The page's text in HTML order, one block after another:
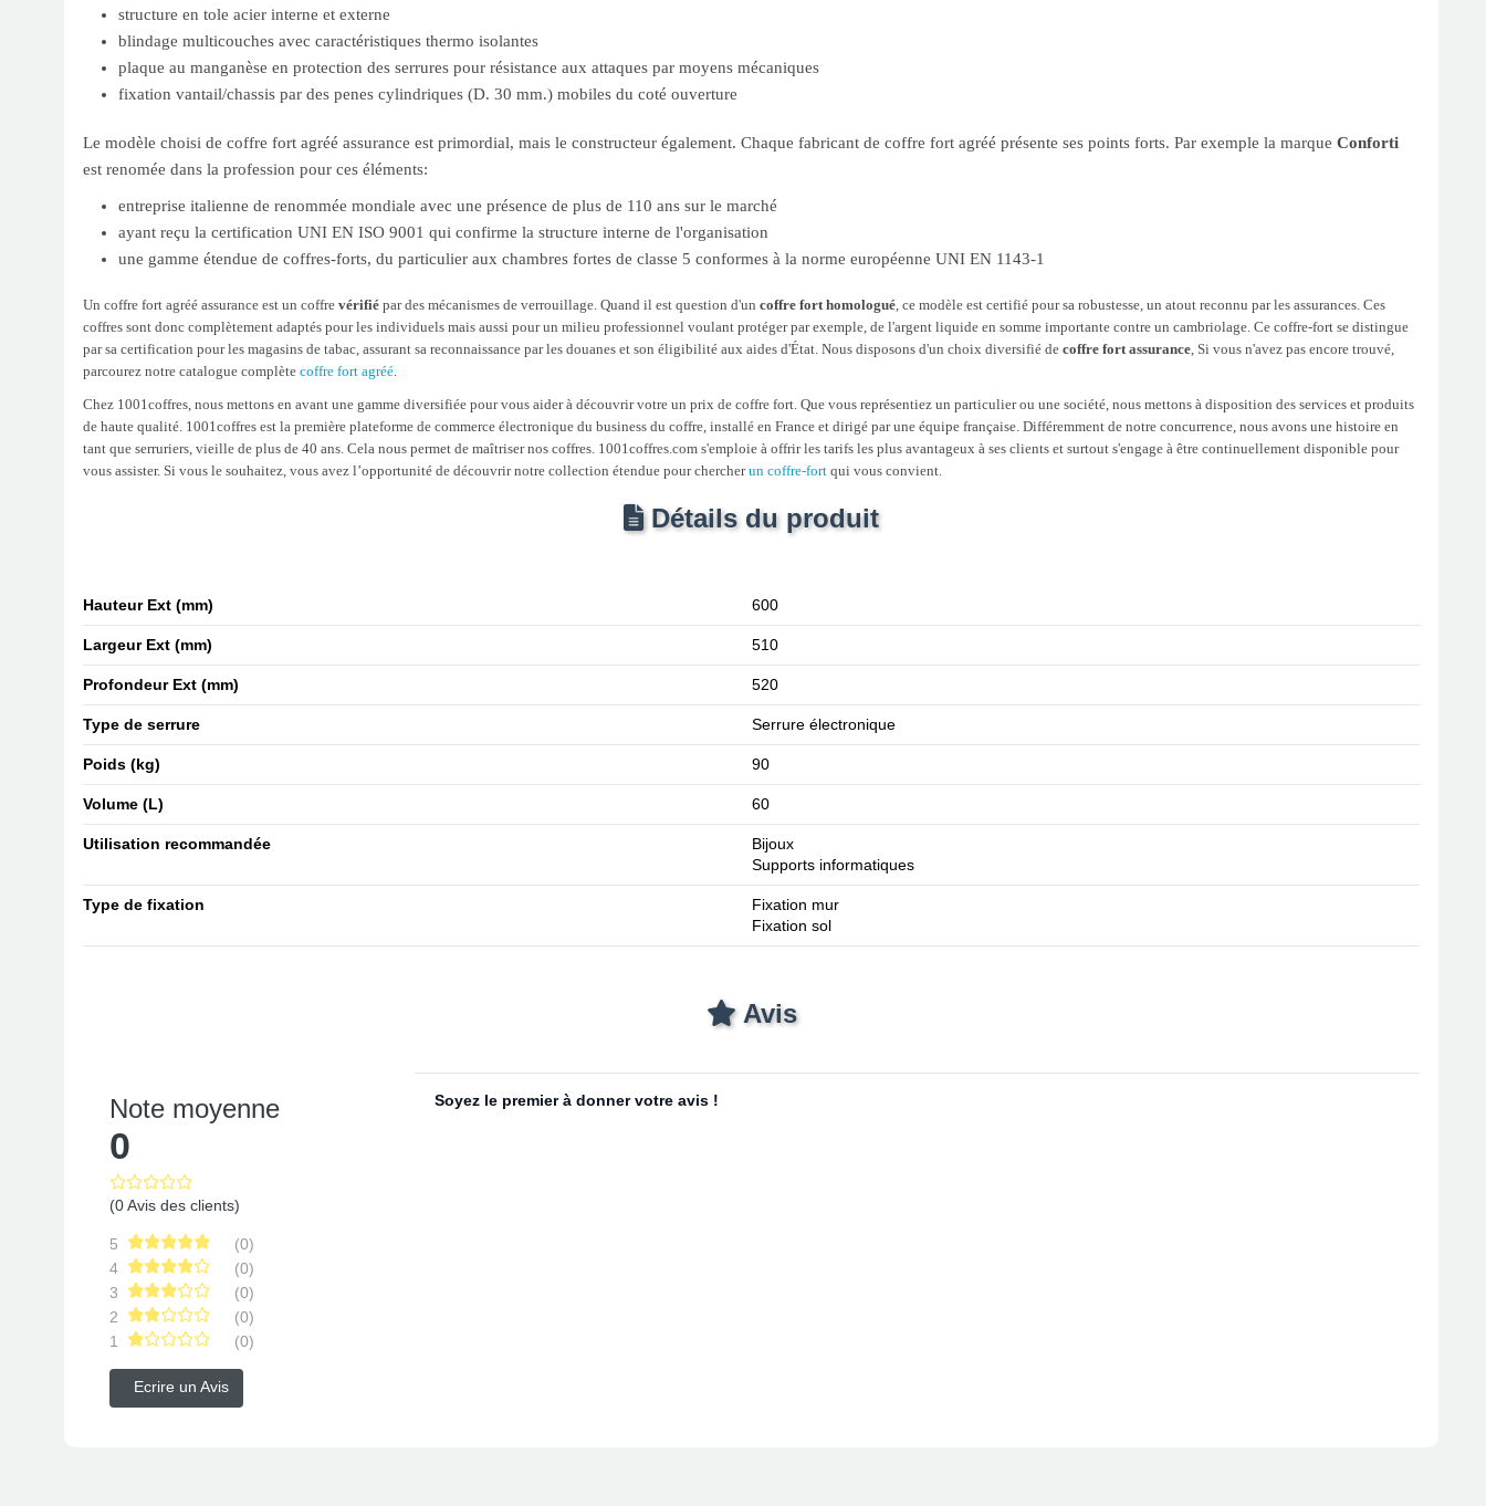
structure en tole acier interne et externe
blindage multicouches avec caractéristiques thermo isolantes
plaque au manganèse en protection des serrures pour résistance aux attaques par moyens mécaniques
fixation vantail/chassis par des penes cylindriques (D. 30 mm.) mobiles du coté ouverture
Le modèle choisi de coffre fort agréé assurance est primordial, mais le constructeur également. Chaque fabricant de coffre fort agréé présente ses points forts. Par exemple la marque Conforti
est renomée dans la profession pour ces éléments:
entreprise italienne de renommée mondiale avec une présence de plus de 110 ans sur le marché
ayant reçu la certification UNI EN ISO 9001 qui confirme la structure interne de l'organisation
une gamme étendue de coffres-forts, du particulier aux chambres fortes de classe 5 conformes à la norme européenne UNI EN 1143-1
Un coffre fort agréé assurance est un coffre vérifié par des mécanismes de verrouillage. Quand il est question d'un coffre fort homologué , ce modèle est certifié pour sa robustesse, un atout reconnu par les assurances. Ces
coffres sont donc complètement adaptés pour les individuels mais aussi pour un milieu professionnel voulant protéger par exemple, de l'argent liquide en somme importante contre un cambriolage. Ce coffre-fort se distingue
par sa certification pour les magasins de tabac, assurant sa reconnaissance par les douanes et son éligibilité aux aides d'État. Nous disposons d'un choix diversifié de coffre fort assurance , Si vous n'avez pas encore trouvé,
parcourez notre catalogue complète coffre fort agréé
Chez 1001coffres, nous mettons en avant une gamme diversifiée pour vous aider à découvrir votre un prix de coffre fort. Que vous représentiez un particulier ou une société, nous mettons à disposition des services et produits
de haute qualité. 1001coffres est la première plateforme de commerce électronique du business du coffre, installé en France et dirigé par une équipe française. Différemment de notre concurrence, nous avons une histoire en
tant que serruriers, vieille de plus de 40 ans. Cela nous permet de maîtriser nos coffres. 1001coffres.com s'emploie à offrir les tarifs les plus avantageux à ses clients et surtout s'engage à être continuellement disponible pour
vous assister. Si vous le souhaitez, vous avez l’opportunité de découvrir notre collection étendue pour chercherun coffre-fort qui vous convient.
Détails du produit
Hauteur Ext (mm) 600
Largeur Ext (mm) 510
Profondeur Ext (mm) 520
Type de serrure Serrure électronique
Poids (kg) 90
Volume (L) 60
Utilisation recommandée
Bijoux
Supports informatiques
Type de fixation
Fixation mur
Fixation sol
Avis
Note moyenne
0
(0 Avis des clients)
5
(0)
4
(0)
3
(0)
2
(0)
1
(0)
Ecrire un Avis
Soyez le premier à donner votre avis !